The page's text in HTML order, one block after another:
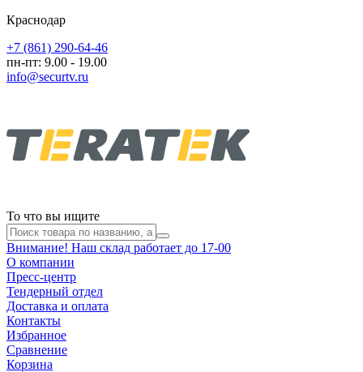
Краснодар
+7 (861) 290-64-46
пн-пт: 9.00 - 19.00
info@securtv.ru
То что вы ищите
Внимание! Наш склад работает до 17-00
О компании
Пресс-центр
Тендерный отдел
Доставка и оплата
Контакты
Избранное
Сравнение
Корзина